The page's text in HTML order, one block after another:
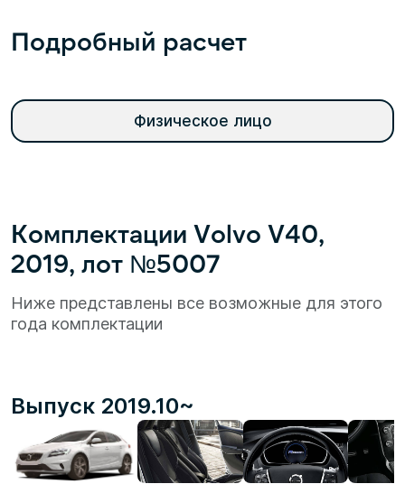
Подробный расчет
Физическое лицо
Комплектации Volvo V40,
2019, лот №5007
Ниже представлены все возможные для этого
года комплектации
Выпуск 2019.10~